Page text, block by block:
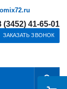
(3452) 41-65-01
ЗАКАЗАТЬ ЗВОНОК